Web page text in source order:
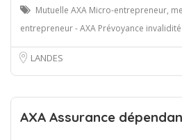
Mutuelle AXA Micro-entrepreneur,
entrepreneur - AXA Prévoyance
LANDES
AXA Assurance